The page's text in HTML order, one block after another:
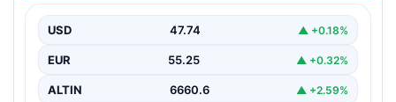
yaşanan olay, Yenibosna Merkez Mahallesi Taşova
Sokak'ta bulunan dört…
USD 47.74 ▲ +0.18%
EUR 55.25 ▲ +0.32%
ALTIN 6660.6 ▲ +2.59%